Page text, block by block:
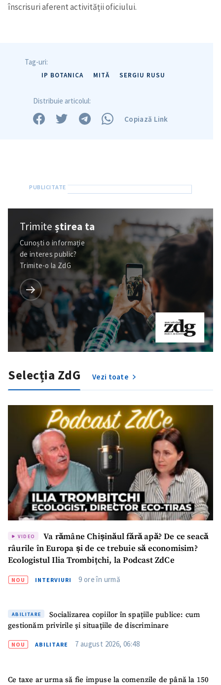
înscrisuri aferent activității oficiului.
Tag-uri:
IP BOTANICA MITĂ SERGIU RUSU
Distribuie articolul:
Copiază Link
Trimiteștirea ta
Cunoști o informație
de interes public?
Trimite-o la ZdG
Selecția ZdG Vezi toate
VIDEO
Va rămâne Chișinăul fără apă? De ce seacă
râurile în Europa și de ce trebuie să economisim?
Ecologistul Ilia Trombițchi, la Podcast ZdCe
NOU INTERVIURI 9 ore în urmă
ABILITARE
Socializarea copiilor în spațiile publice: cum
gestionăm privirile și situațiile de discriminare
NOU ABILITARE 7 august 2026, 06:48
Ce taxe ar urma să fie impuse la comenzile de până la 150